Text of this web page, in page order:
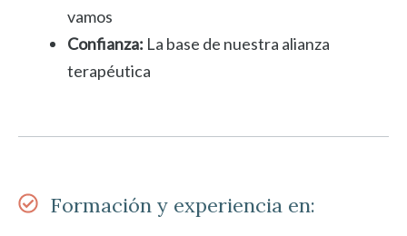
vamos
Confianza: La base de nuestra alianza
terapéutica
Formación y experiencia en: